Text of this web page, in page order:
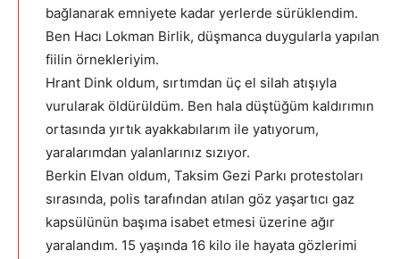
bağlanarak emniyete kadar yerlerde sürüklendim.
Ben Hacı Lokman Birlik, düşmanca duygularla yapılan
fiilin örnekleriyim.
Hrant Dink oldum, sırtımdan üç el silah atışıyla
vurularak öldürüldüm. Ben hala düştüğüm kaldırımın
ortasında yırtık ayakkabılarım ile yatıyorum,
yaralarımdan yalanlarınız sızıyor.
Berkin Elvan oldum, Taksim Gezi Parkı protestoları
sırasında, polis tarafından atılan göz yaşartıcı gaz
kapsülünün başıma isabet etmesi üzerine ağır
yaralandım. 15 yaşında 16 kilo ile hayata gözlerimi